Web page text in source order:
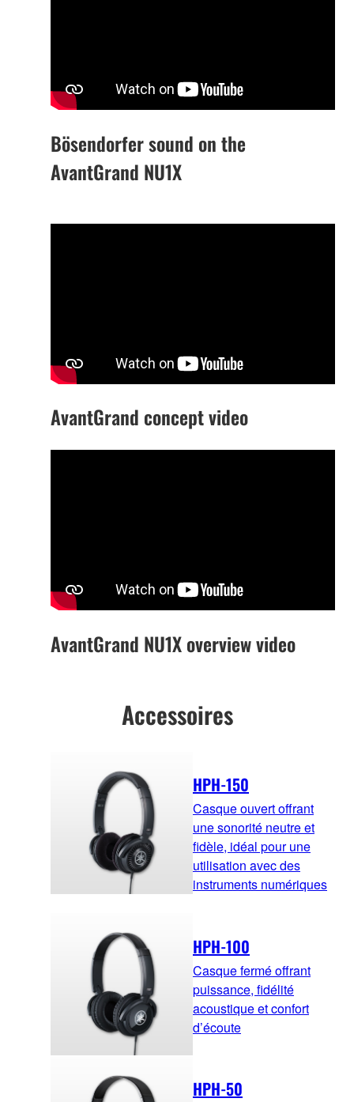
Bösendorfer sound on the
AvantGrand NU1X
AvantGrand concept video
AvantGrand NU1X overview video
Accessoires
HPH-150
Casque ouvert offrant
une sonorité neutre et
fidèle, idéal pour une
utilisation avec des
instruments numériques
HPH-100
Casque fermé offrant
puissance, fidélité
acoustique et confort
d’écoute
HPH-50